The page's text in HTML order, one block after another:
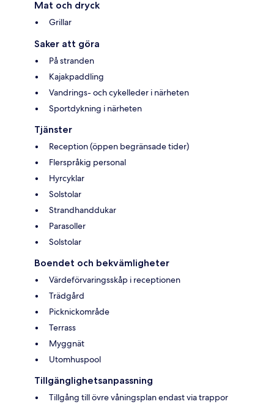
Mat och dryck
Grillar
Saker att göra
På stranden
Kajakpaddling
Vandrings- och cykelleder i närheten
Sportdykning i närheten
Tjänster
Reception (öppen begränsade tider)
Flerspråkig personal
Hyrcyklar
Solstolar
Strandhanddukar
Parasoller
Solstolar
Boendet och bekvämligheter
Värdeförvaringsskåp i receptionen
Trädgård
Picknickområde
Terrass
Myggnät
Utomhuspool
Tillgänglighetsanpassning
Tillgång till övre våningsplan endast via trappor